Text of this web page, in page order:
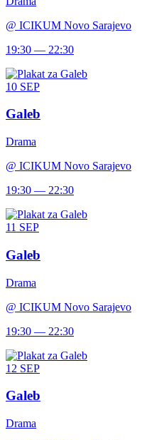
@ ICIKUM Novo Sarajevo
19:30 — 22:30
10 SEP
Galeb
Drama
@ ICIKUM Novo Sarajevo
19:30 — 22:30
11 SEP
Galeb
Drama
@ ICIKUM Novo Sarajevo
19:30 — 22:30
12 SEP
Galeb
Drama